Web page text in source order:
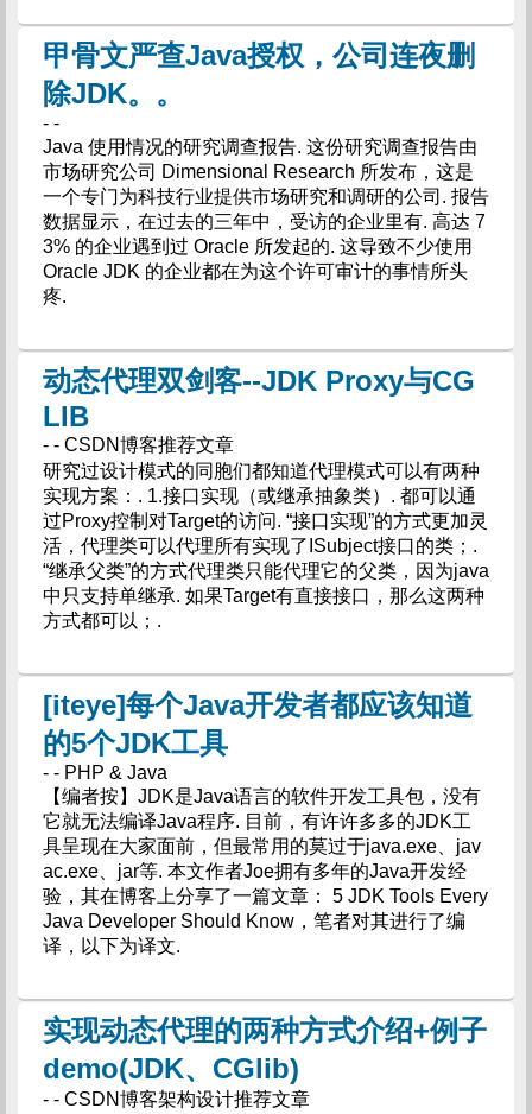
甲骨文严查Java授权，公司连夜删
除JDK。。
- -
Java 使用情况的研究调查报告. 这份研究调查报告由
市场研究公司 Dimensional Research 所发布，这是
一个专门为科技行业提供市场研究和调研的公司. 报告
数据显示，在过去的三年中，受访的企业里有. 高达 7
3% 的企业遇到过 Oracle 所发起的. 这导致不少使用
Oracle JDK 的企业都在为这个许可审计的事情所头
疼.
动态代理双剑客--JDK Proxy与CG
LIB
- - CSDN博客推荐文章
研究过设计模式的同胞们都知道代理模式可以有两种
实现方案：. 1.接口实现（或继承抽象类）. 都可以通
过Proxy控制对Target的访问. “接口实现”的方式更加灵
活，代理类可以代理所有实现了ISubject接口的类；.
“继承父类”的方式代理类只能代理它的父类，因为java
中只支持单继承. 如果Target有直接接口，那么这两种
方式都可以；.
[iteye]每个Java开发者都应该知道
的5个JDK工具
- - PHP & Java
【编者按】JDK是Java语言的软件开发工具包，没有
它就无法编译Java程序. 目前，有许许多多的JDK工
具呈现在大家面前，但最常用的莫过于java.exe、jav
ac.exe、jar等. 本文作者Joe拥有多年的Java开发经
验，其在博客上分享了一篇文章： 5 JDK Tools Every
Java Developer Should Know，笔者对其进行了编
译，以下为译文.
实现动态代理的两种方式介绍+例子
demo(JDK、CGlib)
- - CSDN博客架构设计推荐文章